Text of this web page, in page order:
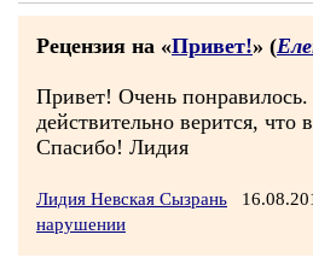
Рецензия на «Привет!» (
Привет! Очень понравилось.
действительно верится, что
Спасибо! Лидия
Лидия Невская Сызрань
нарушении